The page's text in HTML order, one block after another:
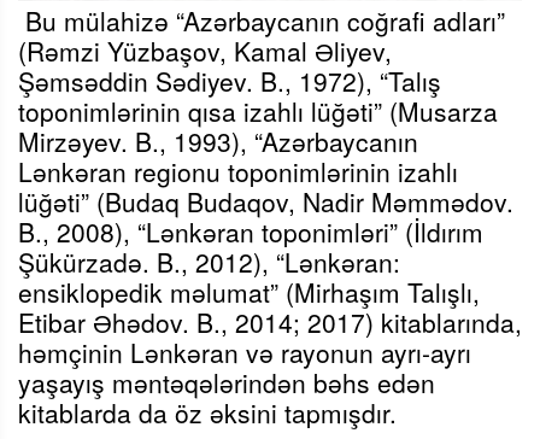
Bu mülahizə “Azərbaycanın coğrafi adları”
(Rəmzi Yüzbaşov, Kamal Əliyev,
Şəmsəddin Sədiyev. B., 1972), “Talış
toponimlərinin qısa izahlı lüğəti” (Musarza
Mirzəyev. B., 1993), “Azərbaycanın
Lənkəran regionu toponimlərinin izahlı
lüğəti” (Budaq Budaqov, Nadir Məmmədov.
B., 2008), “Lənkəran toponimləri” (İldırım
Şükürzadə. B., 2012), “Lənkəran:
ensiklopedik məlumat” (Mirhaşım Talışlı,
Etibar Əhədov. B., 2014; 2017) kitablarında,
həmçinin Lənkəran və rayonun ayrı-ayrı
yaşayış məntəqələrindən bəhs edən
kitablarda da öz əksini tapmışdır.